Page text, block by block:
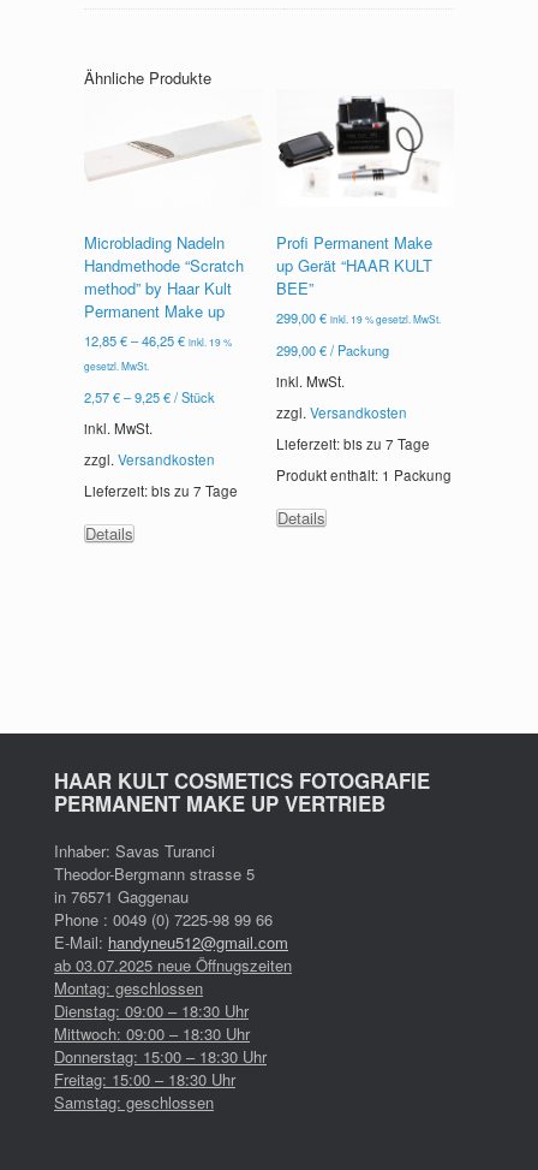
Ähnliche Produkte
Microblading Nadeln
Handmethode “Scratch
method” by Haar Kult
Permanent Make up
12,85€–46,25€ inkl. 19 %
gesetzl. MwSt.
2,57€–9,25€/Stück
inkl. MwSt.
zzgl.Versandkosten
Lieferzeit: bis zu 7 Tage
DetailsProdukt
Produktseite
gewählt
werden
Profi Permanent Make
up Gerät “HAAR KULT
BEE”
299,00€ inkl. 19 % gesetzl. MwSt.
299,00€/ Packung
inkl. MwSt.
zzgl.Versandkosten
Lieferzeit: bis zu7 Tage
Produkt enthält: 1 Packung
Details
HAAR KULT COSMETICS FOTOGRAFIE
PERMANENT MAKE UP VERTRIEB
Inhaber: Savas Turanci
Theodor-Bergmann strasse 5
in 76571 Gaggenau
Phone : 0049 (0) 7225-98 99 66
E-Mail: handyneu512@gmail.com
ab 03.07.2025 neue Öffnugszeiten
Montag: geschlossen
Dienstag: 09:00 – 18:30 Uhr
Mittwoch: 09:00 – 18:30 Uhr
Donnerstag: 15:00 – 18:30 Uhr
Freitag: 15:00 – 18:30 Uhr
Samstag: geschlossen